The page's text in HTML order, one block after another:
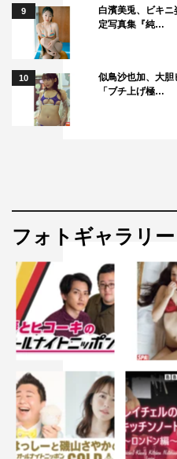
9
白濱美兎、ビキ
定写真集『純…
10
似鳥沙也加、大
「ブチ上げ極…
フォトギャラリー